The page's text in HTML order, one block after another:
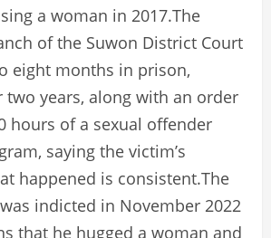
a woman in 2017.The
of the Suwon District Court
eight months in prison,
two years, along with an order
hours of a sexual offender
saying the victim’s
happened is consistent.The
indicted in November 2022
that he hugged a woman and